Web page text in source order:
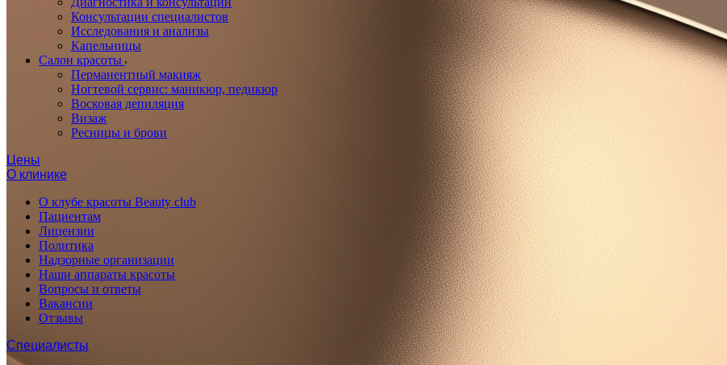
Консультации специалистов
Исследования и анализы
Капельницы
Салон красоты
Перманентный макияж
Ногтевой сервис: маникюр, педикюр
Восковая депиляция
Визаж
Ресницы и брови
Цены
О клинике
О клубе красоты Beauty club
Пациентам
Лицензии
Политика
Надзорные организации
Наши аппараты красоты
Вопросы и ответы
Вакансии
Отзывы
Специалисты